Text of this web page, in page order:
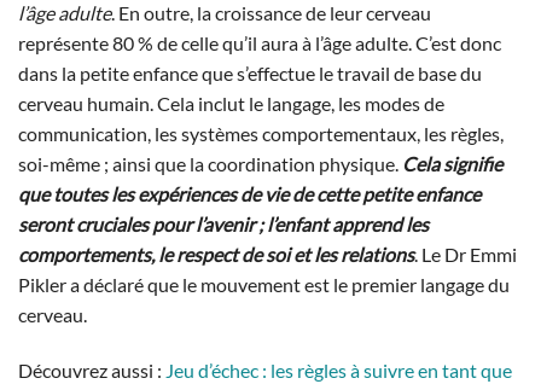
l’âge adulte. En outre, la croissance de leur cerveau
représente 80 % de celle qu’il aura à l’âge adulte. C’est donc
dans la petite enfance que s’effectue le travail de base du
cerveau humain. Cela inclut le langage, les modes de
communication, les systèmes comportementaux, les règles,
soi-même ; ainsi que la coordination physique. Cela signifie
que toutes les expériences de vie de cette petite enfance
seront cruciales pour l’avenir ; l’enfant apprend les
comportements, le respect de soi et les relations. Le Dr Emmi
Pikler a déclaré que le mouvement est le premier langage du
cerveau.
Découvrez aussi : Jeu d’échec : les règles à suivre en tant que